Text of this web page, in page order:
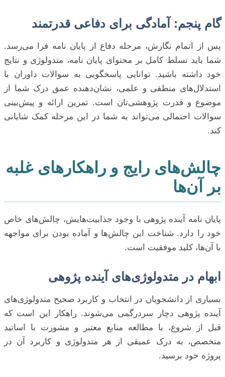
گام پنجم: آمادگی برای دفاعی قدرتمند
پس از اتمام نگارش، مرحله دفاع از پایان نامه فرا می‌رسد.
شما باید تسلط کامل بر محتوای پایان نامه، متدولوژی و نتایج
خود داشته باشید. توانایی پاسخگویی به سوالات داوران با
استدلال‌های منطقی و علمی، نشان‌دهنده عمق درک شما از
موضوع و قدرت پژوهشی‌تان است. تمرین ارائه و پیش‌بینی
سوالات احتمالی می‌تواند به شما در این مرحله کمک شایانی
کند.
چالش‌های رایج و راهکارهای غلبه
بر آن‌ها
پایان نامه آینده پژوهی با وجود جذابیت‌هایش، چالش‌های خاص
خود را دارد. شناخت این چالش‌ها و آماده بودن برای مواجهه
با آن‌ها، کلید موفقیت است.
ابهام در متدولوژی‌های آینده پژوهی
بسیاری از دانشجویان در انتخاب و کاربرد صحیح متدولوژی‌های
آینده پژوهی دچار سردرگمی می‌شوند. راهکار این است که
قبل از شروع، با مطالعه منابع معتبر و مشورت با اساتید
متخصص، به درک عمیقی از هر متدولوژی و کاربرد آن در
پروژه خود برسید.